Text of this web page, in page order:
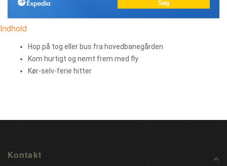
Indhold
Hop på tog eller bus fra hovedbanegården
Kom hurtigt og nemt frem med fly
Kør-selv-ferie hitter
Kontakt